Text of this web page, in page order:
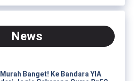
News
Murah Banget! Ke Bandara YIA